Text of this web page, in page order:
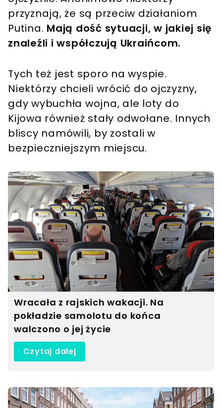
przyznają, że są przeciw działaniom
Putina. Mają dość sytuacji, w jakiej się
znaleźli i współczują Ukraińcom.
Tych też jest sporo na wyspie.
Niektórzy chcieli wrócić do ojczyzny,
gdy wybuchła wojna, ale loty do
Kijowa również stały odwołane. Innych
bliscy namówili, by zostali w
bezpieczniejszym miejscu.
Wracała z rajskich wakacji. Na
pokładzie samolotu do końca
walczono o jej życie
Czytaj dalej